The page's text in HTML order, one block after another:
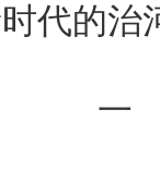
代的治
一